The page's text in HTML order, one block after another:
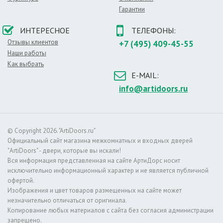
спальни, подчеркивает солидность домашнего
помещение от произведения дизайнерского
искусства. Двери этого цветагармонично
сочетаются с мебелью, оформленной в светлых
котором присутствует декоративный камень или
орех и его рисунок впишутся в классический
дизайн. Данный цвет великолепно сочетается с
мягкими коврами, качественным тюлем и
тяжелыми шторами.
бежевыми или полосатыми обоями, декоративной
штукатуркой в персиковых тонах. Подчеркнуть
богатство рисунка натуральной древесины можно
Гарантии
ИНТЕРЕСНОЕ
Отзывы клиентов
Наши работы
Как выбрать
ТЕЛЕФОНЫ:
+7 (495) 409-45-55
E-MAIL:
info@artidoors.ru
© Copyright 2026. "ArtiDoors.ru"
Официальный сайт магазина межкомнатных и входных дверей
"ArtiDoors" - двери, которые вы искали!
Вся информация представленная на сайте АртиДорс носит
исключительно информационный характер и не является публичной
офертой.
Изображения и цвет товаров размещенных на сайте может
незначительно отличаться от оригинала.
Копирование любых материалов с сайта без согласия администрации
запрещено.